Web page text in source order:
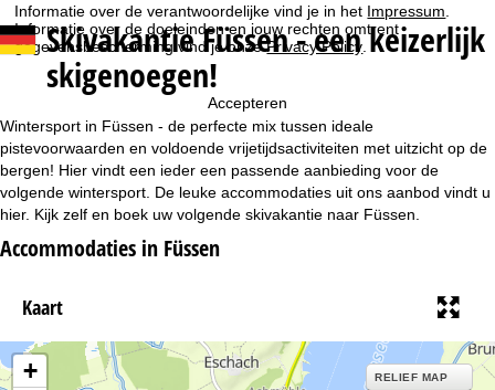
Informatie over de verantwoordelijke vind je in het Impressum
Informatie over de doeleinden en jouw rechten omtrent
gegevensbescherming vind je onzePrivacy Policy
Accepteren
t
r
t
p
a
g
i
Skivakantie Füssen - een keizerlijk
skigenoegen!
Wintersport in Füssen - de perfecte mix tussen ideale
pistevoorwaarden en voldoende vrijetijdsactiviteiten met uitzicht op de
bergen! Hier vindt een ieder een passende aanbieding voor de
volgende wintersport. De leuke accommodaties uit ons aanbod vindt u
hier. Kijk zelf en boek uw volgende skivakantie naar Füssen.
Accommodaties in Füssen
Kaart
+ RELIEF MAP